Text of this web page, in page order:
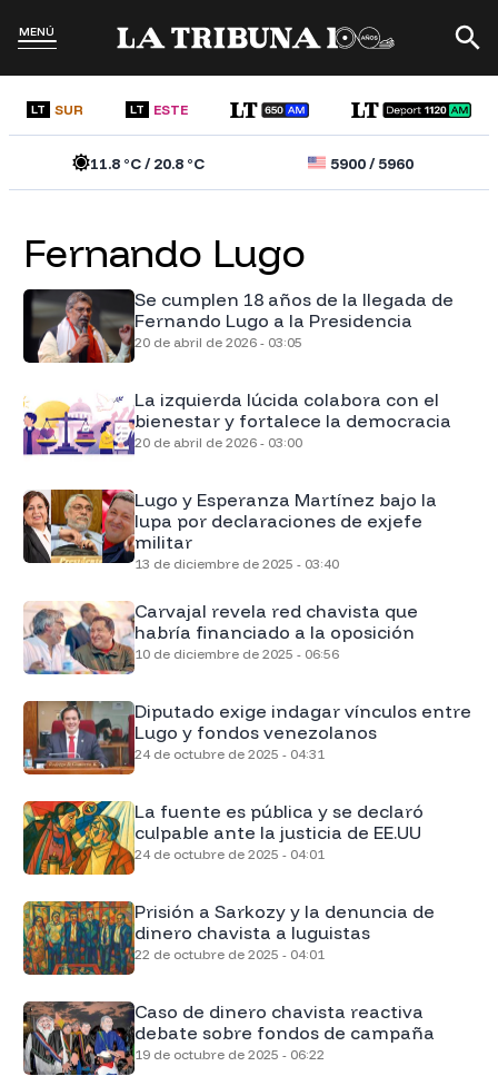
MENÚ
LT SUR LT ESTE
11.8°C /20.8°C 5900/5960
Fernando Lugo
Se cumplen 18 años de la llegada de
Fernando Lugo a la Presidencia
20 de abril de 2026 - 03:05
La izquierda lúcida colabora con el
bienestar y fortalece la democracia
20 de abril de 2026 - 03:00
Lugo y Esperanza Martínez bajo la
lupa por declaraciones de exjefe
militar
13 de diciembre de 2025 - 03:40
Carvajal revela red chavista que
habría financiado a la oposición
10 de diciembre de 2025 - 06:56
Diputado exige indagar vínculos entre
Lugo y fondos venezolanos
24 de octubre de 2025 - 04:31
La fuente es pública y se declaró
culpable ante la justicia de EE.UU
24 de octubre de 2025 - 04:01
Prisión a Sarkozy y la denuncia de
dinero chavista a luguistas
22 de octubre de 2025 - 04:01
Caso de dinero chavista reactiva
debate sobre fondos de campaña
19 de octubre de 2025 - 06:22